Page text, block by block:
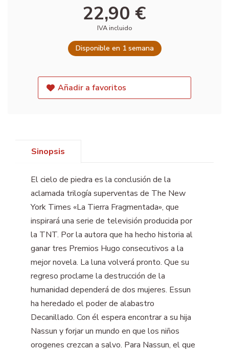
22,90 €
IVA incluido
Disponible en 1 semana
Añadir a favoritos
Sinopsis
El cielo de piedra es la conclusión de la
aclamada trilogía superventas de The New
York Times «La Tierra Fragmentada», que
inspirará una serie de televisión producida por
la TNT. Por la autora que ha hecho historia al
ganar tres Premios Hugo consecutivos a la
mejor novela. La luna volverá pronto. Que su
regreso proclame la destrucción de la
humanidad dependerá de dos mujeres. Essun
ha heredado el poder de alabastro
Decanillado. Con él espera encontrar a su hija
Nassun y forjar un mundo en que los niños
orogenes crezcan a salvo. Para Nassun, el que